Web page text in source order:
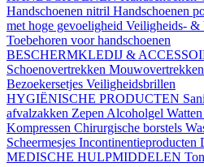
Handschoenen nitril Handschoenen
met hoge gevoeligheid Veiligheids- &
Toebehoren voor handschoenen
BESCHERMKLEDIJ &
Schoenovertrekken Mouwovertrekken
Bezoekersetjes Veiligheidsbrillen
HYGIËNISCHE PRODUCTEN
afvalzakken Zepen Alcoholgel
Kompressen Chirurgische borstels
Scheermesjes Incontinentieproducten
MEDISCHE HULPMIDDELEN